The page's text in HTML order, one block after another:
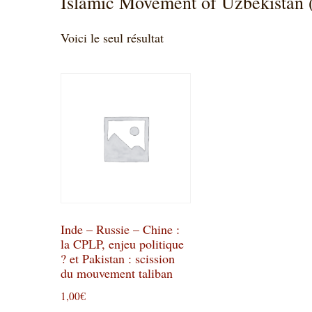
Voici le seul résultat
Inde – Russie – Chine :
la CPLP, enjeu politique
? et Pakistan : scission
du mouvement taliban
1,00€